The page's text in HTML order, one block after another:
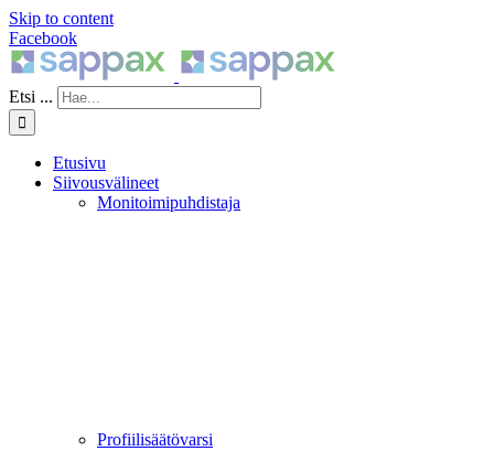
Skip to content
Facebook
Etsi ...
Etusivu
Siivousvälineet
Monitoimipuhdistaja
Profiilisäätövarsi